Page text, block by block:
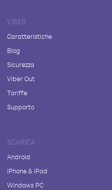
VIBER
Caratteristiche
Blog
Sicurezza
Viber Out
Tariffe
Supporto
SCARICA
Android
iPhone & iPad
Windows PC